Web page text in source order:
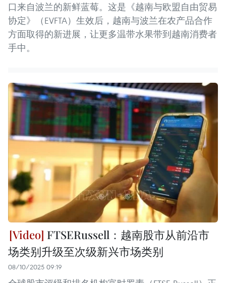
口来自波兰的新鲜蓝莓。这是《越南与欧盟自由贸易
协定》（EVFTA）生效后，越南与波兰在农产品合作
方面取得的新进展，让更多温带水果带到越南消费者
手中。
FTSERussell：越南股市从前沿市
场类别升级至次级新兴市场类别
08/10/2025 09:19